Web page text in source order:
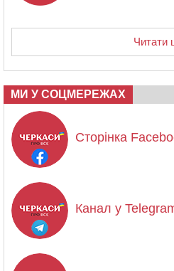
Читати
МИ У СОЦМЕРЕЖАХ
Сторінка
Канал у